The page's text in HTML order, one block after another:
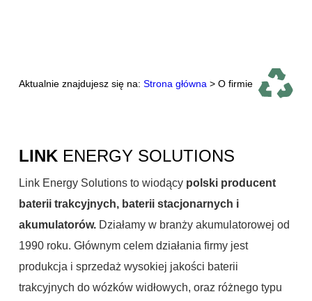
Aktualnie znajdujesz się na: Strona główna > O firmie
LINKENERGY SOLUTIONS
Link Energy Solutions to wiodący polski producent
baterii trakcyjnych, baterii stacjonarnych i
akumulatorów.Działamy w branży akumulatorowej od
1990 roku. Głównym celem działania firmy jest
produkcja i sprzedaż wysokiej jakości baterii
trakcyjnych do wózków widłowych, oraz różnego typu